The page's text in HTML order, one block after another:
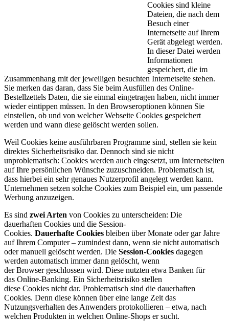
Cookies sind kleine
Dateien, die nach dem
Besuch einer
Internetseite auf Ihrem
Gerät abgelegt werden.
In dieser Datei werden
Informationen
gespeichert, die im
Zusammenhang mit der jeweiligen besuchten Internetseite stehen.
Sie merken das daran, dass Sie beim Ausfüllen des Online-
Bestellzettels Daten, die sie einmal eingetragen haben, nicht immer
wieder eintippen müssen. In den Browseroptionen können Sie
einstellen, ob und von welcher Webseite Cookies gespeichert
werden und wann diese gelöscht werden sollen.
Weil Cookies keine ausführbaren Programme sind, stellen sie kein
direktes Sicherheitsrisiko dar. Dennoch sind sie nicht
unproblematisch: Cookies werden auch eingesetzt, um Internetseiten
auf Ihre persönlichen Wünsche zuzuschneiden. Problematisch ist,
dass hierbei ein sehr genaues Nutzerprofil angelegt werden kann.
Unternehmen setzen solche Cookies zum Beispiel ein, um passende
Werbung anzuzeigen.
Es sind zwei Arten von Cookies zu unterscheiden: Die
dauerhaften Cookies und die Session-
Cookies. Dauerhafte Cookies bleiben über Monate oder gar Jahre
auf Ihrem Computer – zumindest dann, wenn sie nicht automatisch
oder manuell gelöscht werden. Die Session-Cookies dagegen
werden automatisch immer dann gelöscht, wenn
derBrowsergeschlossen wird. Diese nutzten etwa Banken für
das Online-Banking. Ein Sicherheitsrisiko stellen
diese Cookies nicht dar. Problematisch sind die dauerhaften
Cookies. Denn diese können über eine lange Zeit das
Nutzungsverhalten des Anwenders protokollieren – etwa, nach
welchen Produkten in welchen Online-Shops er sucht.